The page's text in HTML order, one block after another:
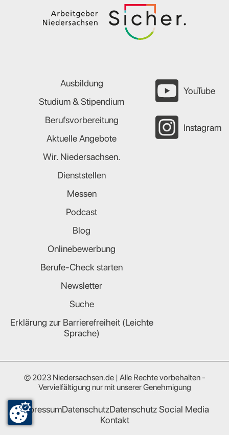
Ausbildung
Studium & Stipendium
Berufsvorbereitung
Aktuelle Angebote
Wir. Niedersachsen.
Dienststellen
Messen
Podcast
Blog
Onlinebewerbung
Berufe-Check starten
Newsletter
Suche
Erklärung zur Barrierefreiheit (Leichte
Sprache)
YouTube
Instagram
© 2023 Niedersachsen.de | Alle Rechte vorbehalten -
Vervielfältigung nur mit unserer Genehmigung
ImpressumDatenschutzDatenschutz Social Media
Kontakt